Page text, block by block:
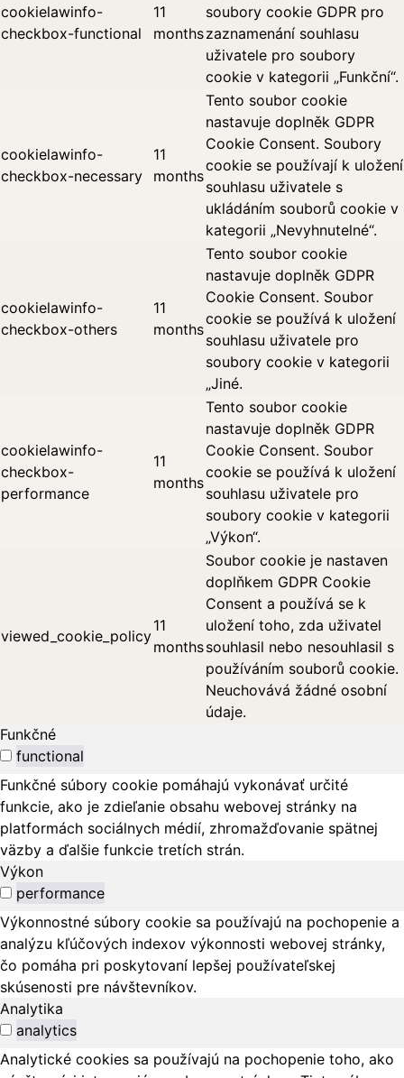
cookielawinfo-
checkbox-functional
11
months
soubory cookie GDPR pro
zaznamenání souhlasu
uživatele pro soubory
cookie v kategorii „Funkční“.
cookielawinfo-
checkbox-necessary
11
months
Tento soubor cookie
nastavuje doplněk GDPR
Cookie Consent. Soubory
cookie se používají k uložení
souhlasu uživatele s
ukládáním souborů cookie v
kategorii „Nevyhnutelné“.
cookielawinfo-
checkbox-others
11
months
Tento soubor cookie
nastavuje doplněk GDPR
Cookie Consent. Soubor
cookie se používá k uložení
souhlasu uživatele pro
soubory cookie v kategorii
„Jiné.
cookielawinfo-
checkbox-
performance
11
months
Tento soubor cookie
nastavuje doplněk GDPR
Cookie Consent. Soubor
cookie se používá k uložení
souhlasu uživatele pro
soubory cookie v kategorii
„Výkon“.
viewed_cookie_policy
11
months
Soubor cookie je nastaven
doplňkem GDPR Cookie
Consent a používá se k
uložení toho, zda uživatel
souhlasil nebo nesouhlasil s
používáním souborů cookie.
Neuchovává žádné osobní
údaje.
Funkčné
functional
Funkčné súbory cookie pomáhajú vykonávať určité
funkcie, ako je zdieľanie obsahu webovej stránky na
platformách sociálnych médií, zhromažďovanie spätnej
väzby a ďalšie funkcie tretích strán.
Výkon
performance
Výkonnostné súbory cookie sa používajú na pochopenie a
analýzu kľúčových indexov výkonnosti webovej stránky,
čo pomáha pri poskytovaní lepšej používateľskej
skúsenosti pre návštevníkov.
Analytika
analytics
Analytické cookies sa používajú na pochopenie toho, ako